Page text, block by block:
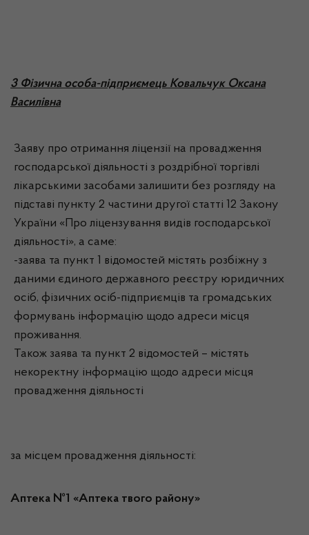
3 Фізична особа-підприємець Ковальчук Оксана
Василівна
Заяву про отримання ліцензії на провадження
господарської діяльності з роздрібної торгівлі
лікарськими засобами залишити без розгляду на
підставі пункту 2 частини другої статті 12 Закону
України «Про ліцензування видів господарської
діяльності», а саме:
-заява та пункт 1 відомостей містять розбіжну з
даними єдиного державного реєстру юридичних
осіб, фізичних осіб-підприємців та громадських
формувань інформацію щодо адреси місця
проживання.
Також заява та пункт 2 відомостей – містять
некоректну інформацію щодо адреси місця
провадження діяльності
за місцем провадження діяльності:
Аптека №1 «Аптека твого району»